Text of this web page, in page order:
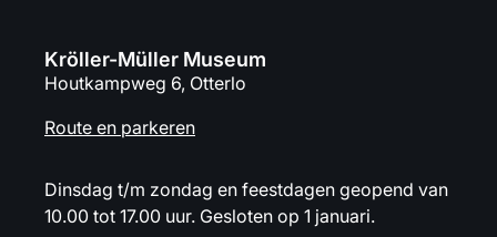
Kröller-Müller Museum
Houtkampweg 6, Otterlo
Route en parkeren
Dinsdag t/m zondag en feestdagen geopend van
10.00 tot 17.00 uur. Gesloten op 1 januari.